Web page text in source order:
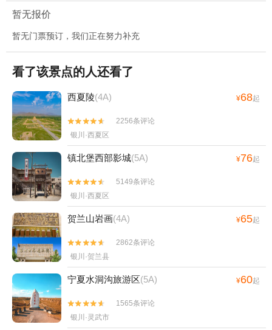
暂无报价
暂无门票预订，我们正在努力补充
看了该景点的人还看了
西夏陵(4A) ¥68起


2256条评论
银川·西夏区
镇北堡西部影城(5A) ¥76起


5149条评论
银川·西夏区
贺兰山岩画(4A) ¥65起


2862条评论
银川·贺兰县
宁夏水洞沟旅游区(5A) ¥60起


1565条评论
银川·灵武市